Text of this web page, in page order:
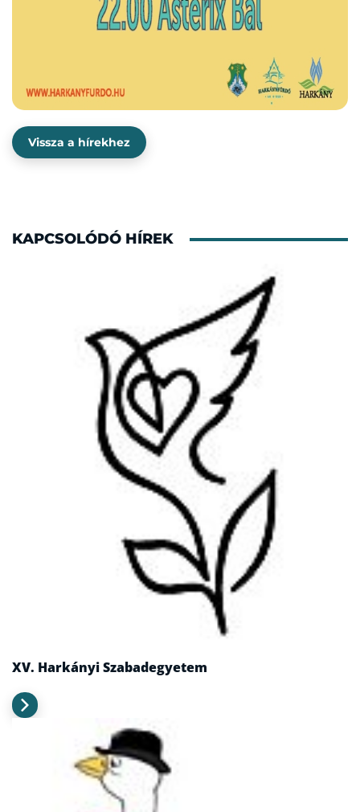
Vissza a hírekhez
KAPCSOLÓDÓ HÍREK
XV. Harkányi Szabadegyetem